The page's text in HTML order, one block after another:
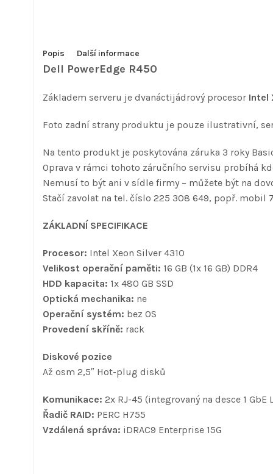
Popis Další informace
Dell PowerEdge R450
Základem serveru je dvanáctijádrový procesor Intel
Foto zadní strany produktu je pouze ilustrativní,
Na tento produkt je poskytována záruka 3 roky
Oprava v rámci tohoto záručního servisu probíhá
Nemusí to být ani v sídle firmy – můžete být na
Stačí zavolat na tel. číslo 225 308 649, popř. mobil
ZÁKLADNÍ SPECIFIKACE
Procesor: Intel Xeon Silver 4310
Velikost operační paměti: 16 GB (1x 16 GB) DDR4
HDD kapacita: 1x 480 GB SSD
Optická mechanika: ne
Operační systém: bez OS
Provedení skříně: rack
Diskové pozice
Až osm 2,5″ Hot-plug disků
Komunikace: 2x RJ-45 (integrovaný na desce 1 GbE
Řadič RAID: PERC H755
Vzdálená správa: iDRAC9 Enterprise 15G